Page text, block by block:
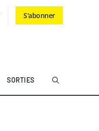
S'abonner
SORTIES